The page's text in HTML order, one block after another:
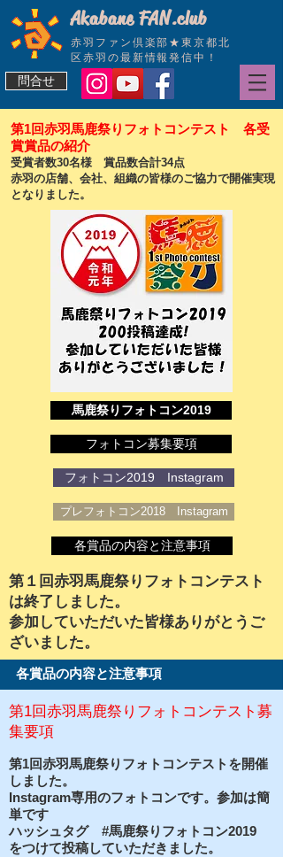
問合せ
Akabane FAN.club
赤羽ファン倶楽部★東京都北
区赤羽の最新情報発信中！
第1回赤羽馬鹿祭りフォトコンテスト 各受
賞賞品の紹介
受賞者数30名様 賞品数合計34点
赤羽の店舗、会社、組織の皆様のご協力で開催実現
となりました。
馬鹿祭りフォトコン2019
フォトコン募集要項
フォトコン2019 Instagram
プレフォトコン2018 Instagram
各賞品の内容と注意事項
第１回赤羽馬鹿祭りフォトコンテスト
は終了しました。
​参加していただいた皆様ありがとうご
ざいました。
各賞品の内容と注意事項
第1回赤羽馬鹿祭りフォトコンテスト募
集要項
第1回赤羽馬鹿祭りフォトコンテストを開催
しました。
Instagram専用のフォトコンです。参加は簡
単です
ハッシュタグ #馬鹿祭りフォトコン2019
をつけて投稿していただきました。